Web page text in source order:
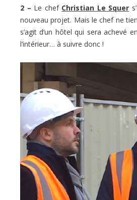
2 – Le chef Christian Le Squer
nouveau projet. Mais le chef ne
s’agit d’un hôtel qui sera achevé
l’intérieur… à suivre donc !